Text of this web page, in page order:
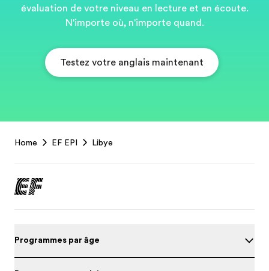
évaluation de votre niveau en lecture et en écoute.
N'importe où, n'importe quand.
Testez votre anglais maintenant
Footer
Home EF EPI Libye
Programmes par âge